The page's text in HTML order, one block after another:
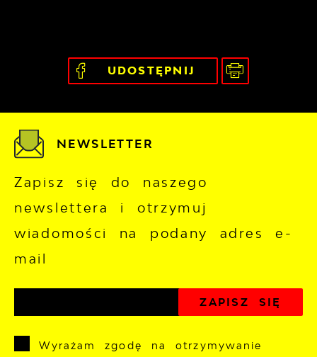
UDOSTĘPNIJ
NEWSLETTER
Zapisz się do naszego
newslettera i otrzymuj
wiadomości na podany adres e-
mail
Wyrażam zgodę na otrzymywanie